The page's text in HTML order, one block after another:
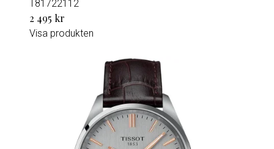
T81722112
2 495 kr
Visa produkten